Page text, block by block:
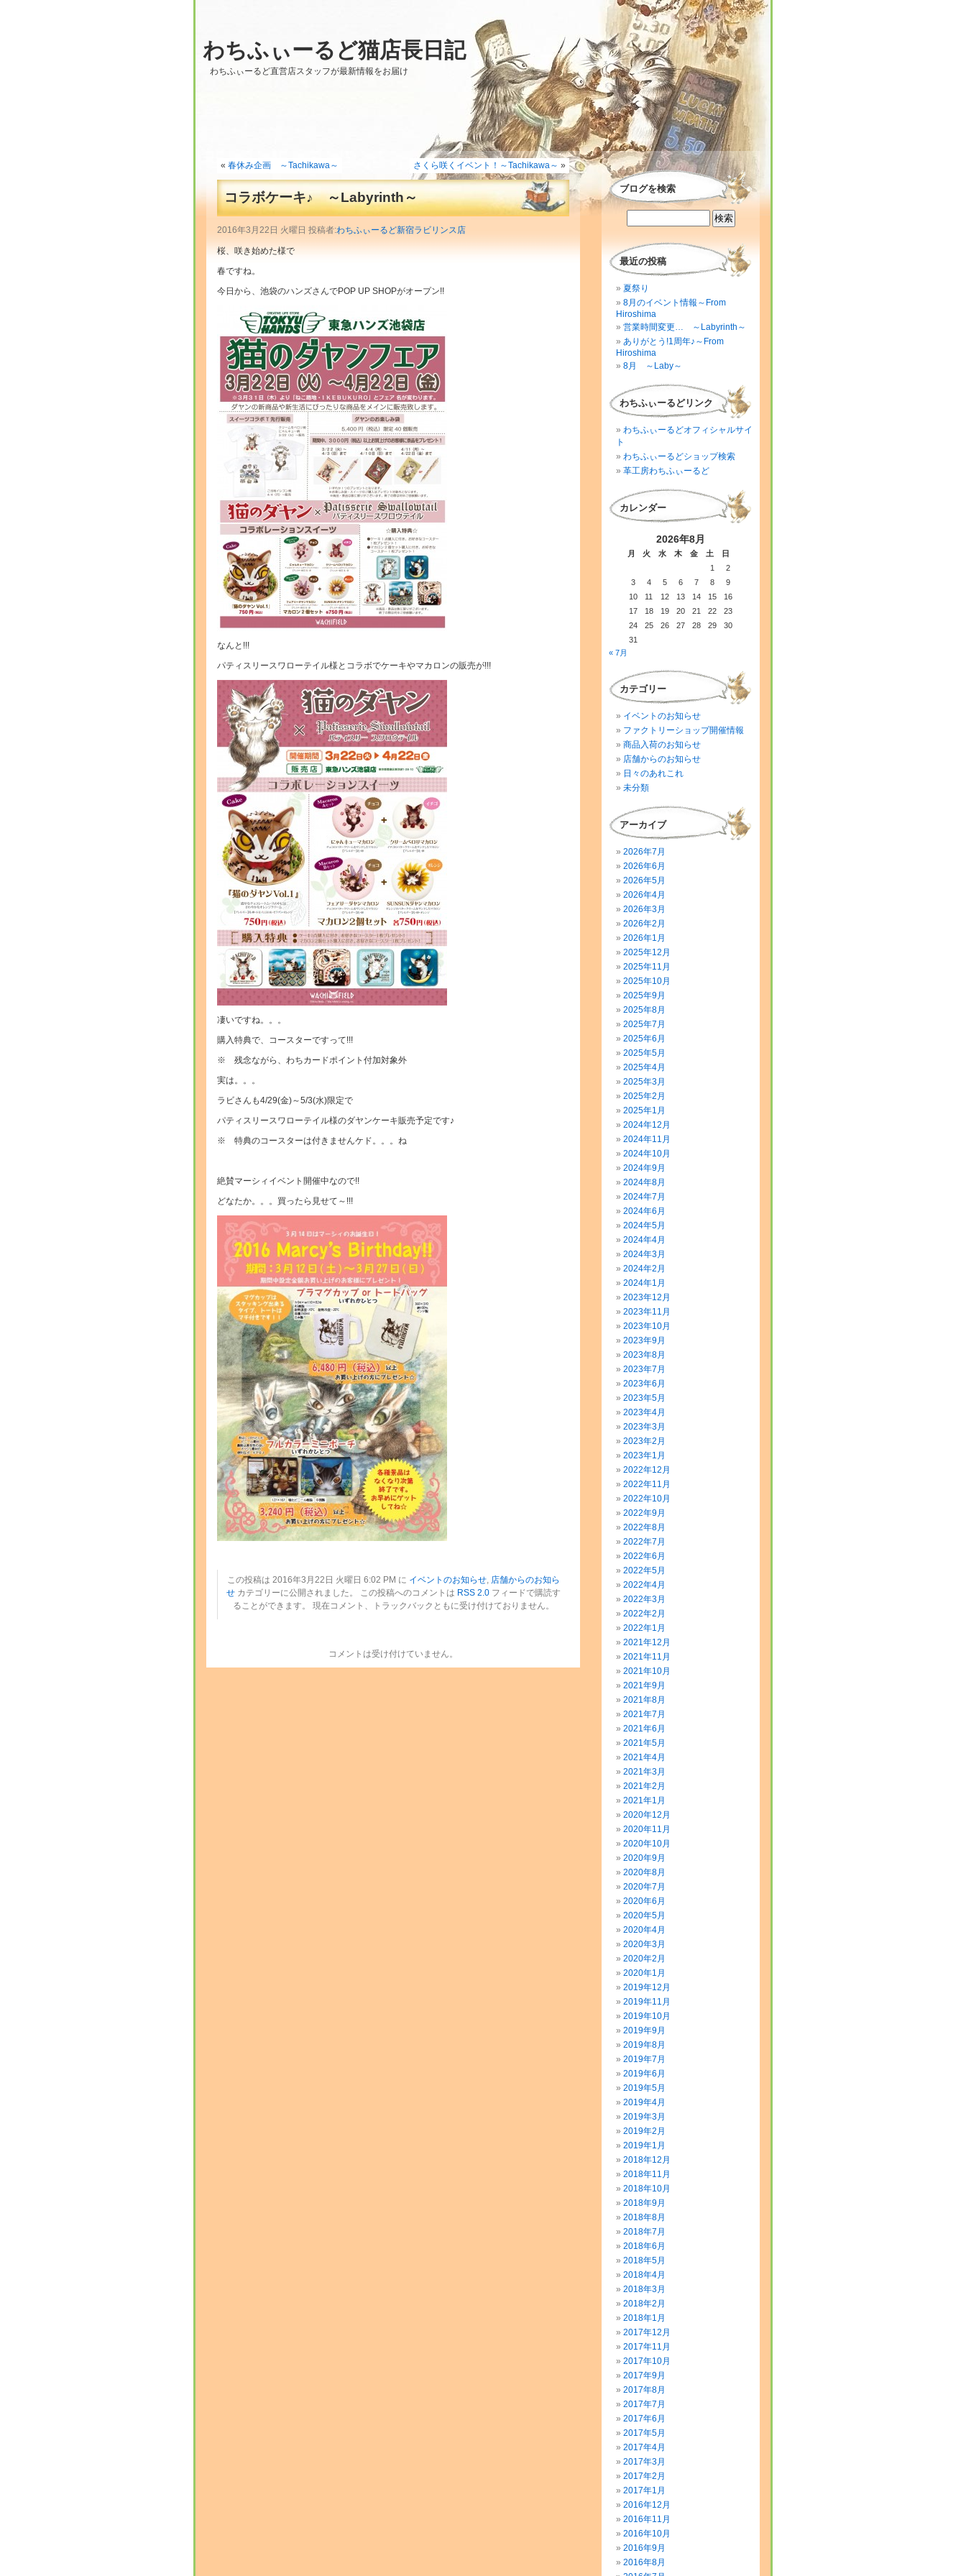
わちふぃーるど猫店長日記
わちふぃーるど直営店スタッフが最新情報をお届け
« 春休み企画 ～Tachikawa～ さくら咲くイベント！～Tachikawa～ »
コラボケーキ♪ ～Labyrinth～
2016年3月22日 火曜日 投稿者:わちふぃーるど新宿ラビリンス店
桜、咲き始めた様で
春ですね。
今日から、池袋のハンズさんでPOP UP SHOPがオープン!!
なんと!!!
パティスリースワローテイル様とコラボでケーキやマカロンの販売が!!!
凄いですね。。。
購入特典で、コースターですって!!!
※ 残念ながら、わちカードポイント付加対象外
実は。。。
ラビさんも4/29(金)～5/3(水)限定で
パティスリースワローテイル様のダヤンケーキ販売予定です♪
※ 特典のコースターは付きませんケド。。。ね
絶賛マーシィイベント開催中なので!!
どなたか。。。買ったら見せて～!!!
この投稿は 2016年3月22日 火曜日 6:02 PM に イベントのお知らせ, 店舗からのお知ら
せ カテゴリーに公開されました。 この投稿へのコメントは RSS 2.0 フィードで購読す
ることができます。 現在コメント、トラックバックともに受け付けておりません。
コメントは受け付けていません。
ブログを検索
最近の投稿
夏祭り
8月のイベント情報～From
Hiroshima
営業時間変更… ～Labyrinth～
ありがとう!1周年♪～From
Hiroshima
8月 ～Laby～
わちふぃーるどリンク
わちふぃーるどオフィシャルサイ
ト
わちふぃーるどショップ検索
革工房わちふぃーるど
カレンダー
2026年8月
月 火 水 木 金 土
日
1
2
3
4 5 6 7 8
9
10
11 12 13 14 15
16
17
18 19 20 21 22
23
24
25 26 27 28 29
30
31
« 7月
カテゴリー
イベントのお知らせ
ファクトリーショップ開催情報
商品入荷のお知らせ
店舗からのお知らせ
日々のあれこれ
未分類
アーカイブ
2026年7月
2026年6月
2026年5月
2026年4月
2026年3月
2026年2月
2026年1月
2025年12月
2025年11月
2025年10月
2025年9月
2025年8月
2025年7月
2025年6月
2025年5月
2025年4月
2025年3月
2025年2月
2025年1月
2024年12月
2024年11月
2024年10月
2024年9月
2024年8月
2024年7月
2024年6月
2024年5月
2024年4月
2024年3月
2024年2月
2024年1月
2023年12月
2023年11月
2023年10月
2023年9月
2023年8月
2023年7月
2023年6月
2023年5月
2023年4月
2023年3月
2023年2月
2023年1月
2022年12月
2022年11月
2022年10月
2022年9月
2022年8月
2022年7月
2022年6月
2022年5月
2022年4月
2022年3月
2022年2月
2022年1月
2021年12月
2021年11月
2021年10月
2021年9月
2021年8月
2021年7月
2021年6月
2021年5月
2021年4月
2021年3月
2021年2月
2021年1月
2020年12月
2020年11月
2020年10月
2020年9月
2020年8月
2020年7月
2020年6月
2020年5月
2020年4月
2020年3月
2020年2月
2020年1月
2019年12月
2019年11月
2019年10月
2019年9月
2019年8月
2019年7月
2019年6月
2019年5月
2019年4月
2019年3月
2019年2月
2019年1月
2018年12月
2018年11月
2018年10月
2018年9月
2018年8月
2018年7月
2018年6月
2018年5月
2018年4月
2018年3月
2018年2月
2018年1月
2017年12月
2017年11月
2017年10月
2017年9月
2017年8月
2017年7月
2017年6月
2017年5月
2017年4月
2017年3月
2017年2月
2017年1月
2016年12月
2016年11月
2016年10月
2016年9月
2016年8月